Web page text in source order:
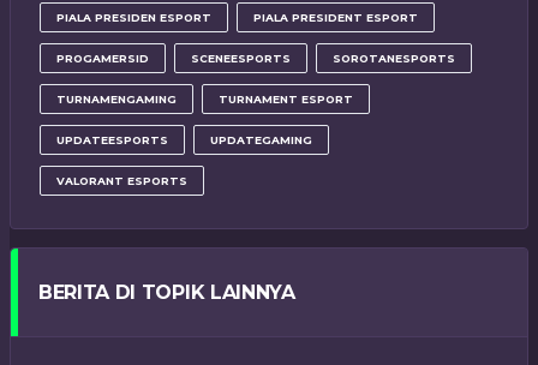
PIALA PRESIDEN ESPORT PIALA PRESIDENT ESPORT
PROGAMERSID SCENEESPORTS SOROTANESPORTS
TURNAMENGAMING TURNAMENT ESPORT
UPDATEESPORTS UPDATEGAMING
VALORANT ESPORTS
BERITA DI TOPIK LAINNYA